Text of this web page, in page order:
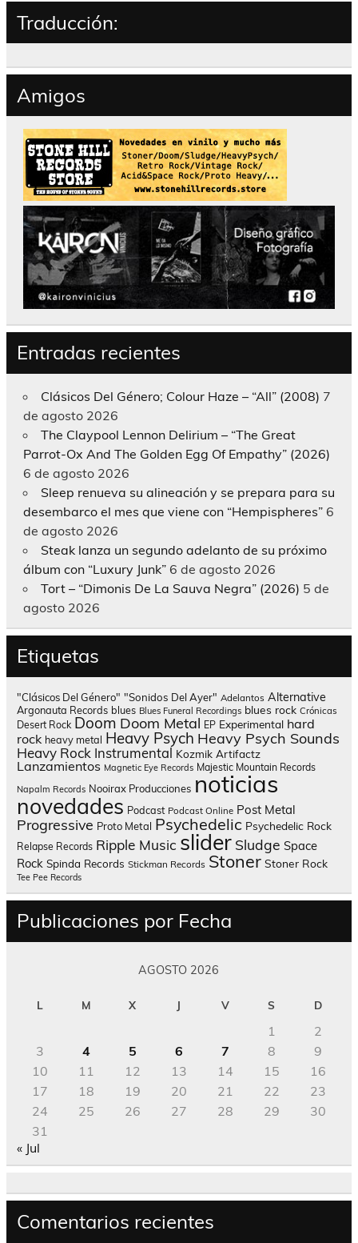
Traducción:
Amigos
Entradas recientes
Clásicos Del Género; Colour Haze – “All” (2008) 7
de agosto 2026
The Claypool Lennon Delirium – “The Great
Parrot-Ox And The Golden Egg Of Empathy” (2026)
6 de agosto 2026
Sleep renueva su alineación y se prepara para su
desembarco el mes que viene con “Hempispheres” 6
de agosto 2026
Steak lanza un segundo adelanto de su próximo
álbum con “Luxury Junk” 6 de agosto 2026
Tort – “Dimonis De La Sauva Negra” (2026) 5 de
agosto 2026
Etiquetas
"Clásicos Del Género" "Sonidos Del Ayer" Adelantos Alternative
Argonauta Records blues Blues Funeral Recordings blues rock Crónicas
Desert Rock Doom Doom Metal EP Experimental hard
rock heavy metal Heavy Psych Heavy Psych Sounds
Heavy Rock Instrumental Kozmik Artifactz
Lanzamientos Magnetic Eye Records Majestic Mountain Records
Napalm Records Nooirax Producciones noticias
novedades Podcast Podcast Online Post Metal
Progressive Proto Metal Psychedelic Psychedelic Rock
Relapse Records Ripple Music slider Sludge Space
Rock Spinda Records Stickman Records Stoner Stoner Rock
Tee Pee Records
Publicaciones por Fecha
AGOSTO 2026
L M X J V S D
1
2
3
4 5 6 7 8
9
10
11 12 13 14 15
16
17
18 19 20 21 22
23
24
25 26 27 28 29
30
31
« Jul
Comentarios recientes